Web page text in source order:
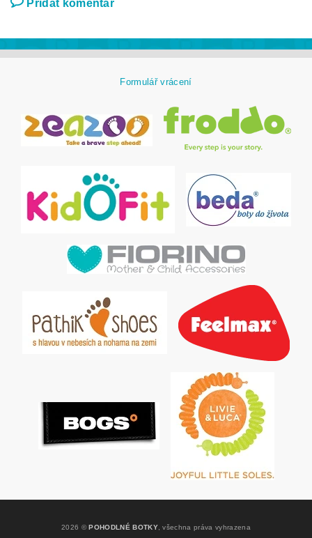
Přidat komentář
Formulář vrácení
2026 ©POHODLNÉ BOTKY, všechna práva vyhrazena